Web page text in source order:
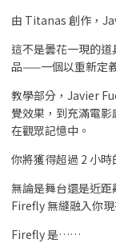
由 Titanas 創作，
這不是曇花一現的
品——一個以重新定
教學部分，Javier
覺效果，到充滿電
在觀眾記憶中。
你將獲得超過 2 小時
無論是舞台還是近
Firefly 無縫融入你
Firefly 是……